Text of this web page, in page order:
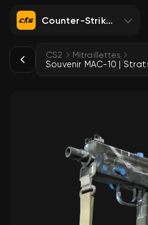
Counter-Strike 2
CS2 Mitraillettes
Souvenir MAC-10 |